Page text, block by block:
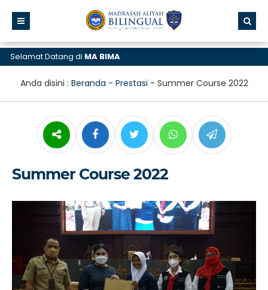
Datang diMA BIMA
Anda disini : Beranda - Prestasi - Summer Course 2022
Summer Course 2022